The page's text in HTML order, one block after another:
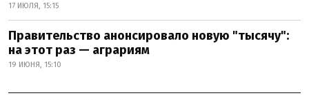
17 ИЮЛЯ, 15:15
Правительство анонсировало новую "тысячу":
на этот раз — аграриям
19 ИЮНЯ, 15:10